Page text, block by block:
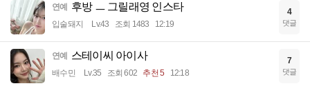
연예 후방 ㅡ 그릴래영 인스타
입술돼지 Lv.43 조회 1483 12:19
4
댓글
연예 스테이씨 아이사
배수민 Lv.35 조회 602 추천 5 12:18
7
댓글